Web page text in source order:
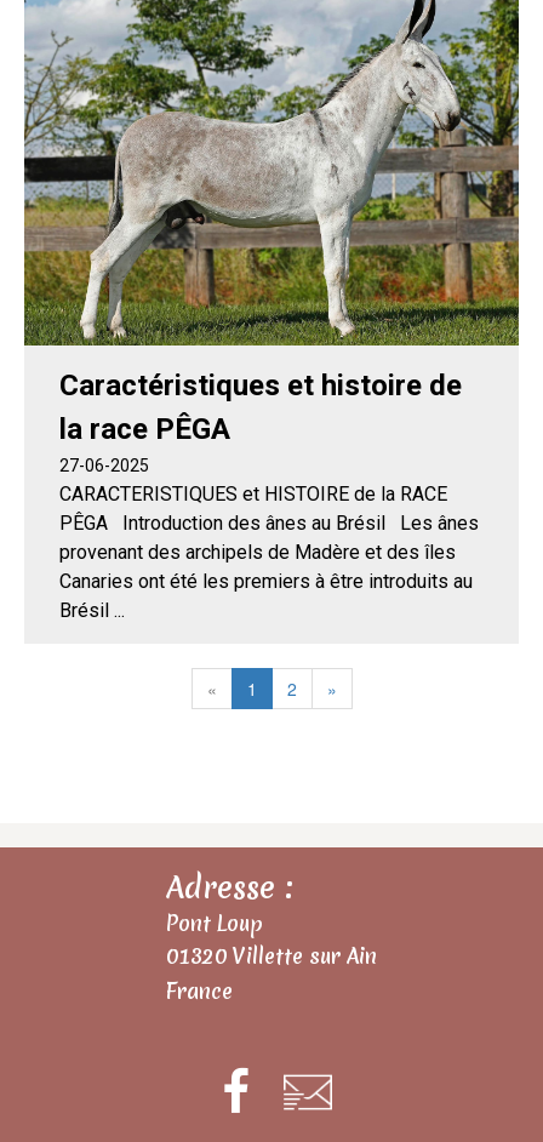
Caractéristiques et histoire de
la race PÊGA
27-06-2025
CARACTERISTIQUES et HISTOIRE de la RACE
PÊGA Introduction des ânes au Brésil Les ânes
provenant des archipels de Madère et des îles
Canaries ont été les premiers à être introduits au
Brésil ...
« 1 2 »
Adresse :
Pont Loup
01320 Villette sur Ain
France
